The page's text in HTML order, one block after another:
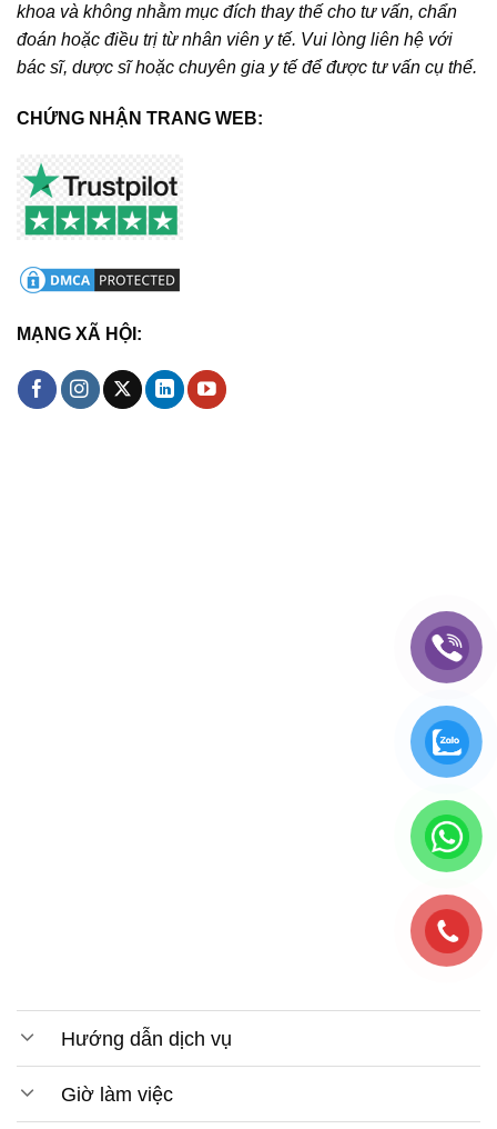
khoa và không nhằm mục đích thay thế cho tư vấn, chẩn
đoán hoặc điều trị từ nhân viên y tế. Vui lòng liên hệ với
bác sĩ, dược sĩ hoặc chuyên gia y tế để được tư vấn cụ thể.
CHỨNG NHẬN TRANG WEB:
MẠNG XÃ HỘI:
Hướng dẫn dịch vụ
Giờ làm việc